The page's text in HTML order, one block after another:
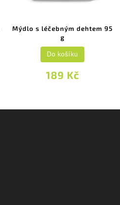
Mýdlo s léčebným dehtem 95
g
189 Kč
Do košíku